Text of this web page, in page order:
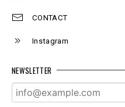
CONTACT
Instagram
NEWSLETTER